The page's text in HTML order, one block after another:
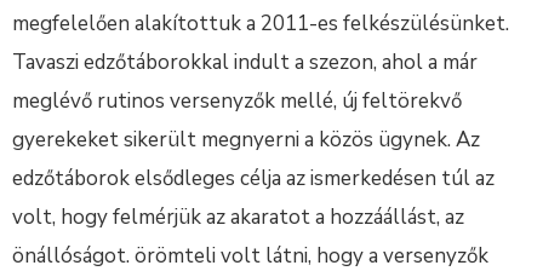
megfelelően alakítottuk a 2011-es felkészülésünket.
Tavaszi edzőtáborokkal indult a szezon, ahol a már
meglévő rutinos versenyzők mellé, új feltörekvő
gyerekeket sikerült megnyerni a közös ügynek. Az
edzőtáborok elsődleges célja az ismerkedésen túl az
volt, hogy felmérjük az akaratot a hozzáállást, az
önállóságot. örömteli volt látni, hogy a versenyzők